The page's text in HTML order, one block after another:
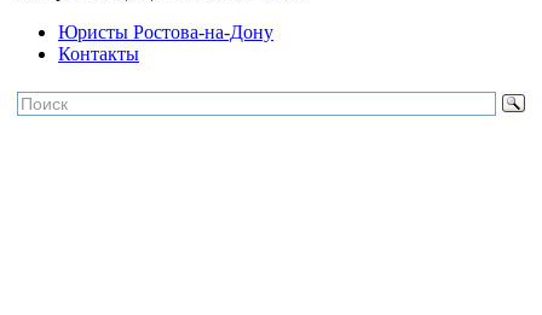
Юристы Ростова-на-Дону
Контакты